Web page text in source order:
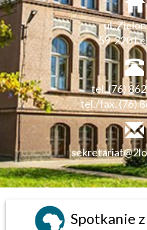
ul.
59-220
tel. (76)
tel./fax. (76)
Spotkanie